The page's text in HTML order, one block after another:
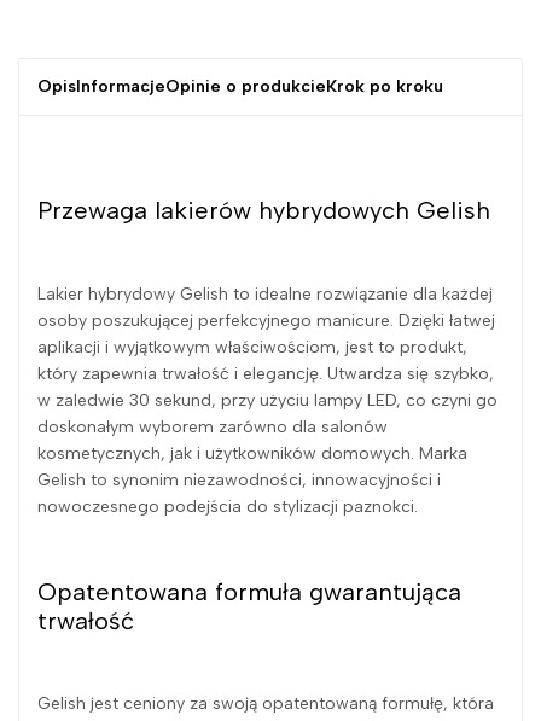
OpisInformacjeOpinie o produkcieKrok po kroku
Przewaga lakierów hybrydowych Gelish
Lakier hybrydowy Gelish to idealne rozwiązanie dla każdej
osoby poszukującej perfekcyjnego manicure. Dzięki łatwej
aplikacji i wyjątkowym właściwościom, jest to produkt,
który zapewnia trwałość i elegancję. Utwardza się szybko,
w zaledwie 30 sekund, przy użyciu lampy LED, co czyni go
doskonałym wyborem zarówno dla salonów
kosmetycznych, jak i użytkowników domowych. Marka
Gelish to synonim niezawodności, innowacyjności i
nowoczesnego podejścia do stylizacji paznokci.
Opatentowana formuła gwarantująca
trwałość
Gelish jest ceniony za swoją opatentowaną formułę, która